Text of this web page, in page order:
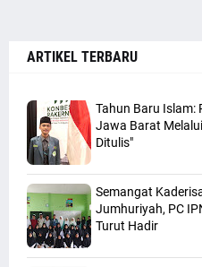
ARTIKEL TERBARU
Tahun Baru Islam:
Jawa Barat
Ditulis"
Semangat
Jumhuriyah, PC
Turut Hadir